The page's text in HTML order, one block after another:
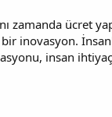
zamanda ücret
insan